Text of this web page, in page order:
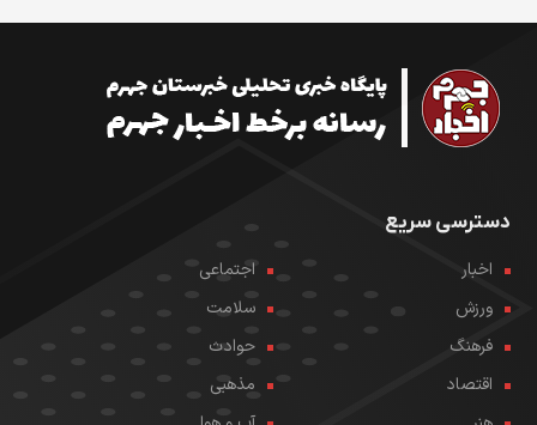
دسترسی سریع
اخبار
اجتماعی
ورزش
سلامت
فرهنگ
حوادث
اقتصاد
مذهبی